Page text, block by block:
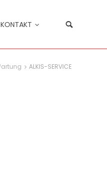
KONTAKT
ALKIS-SERVICE